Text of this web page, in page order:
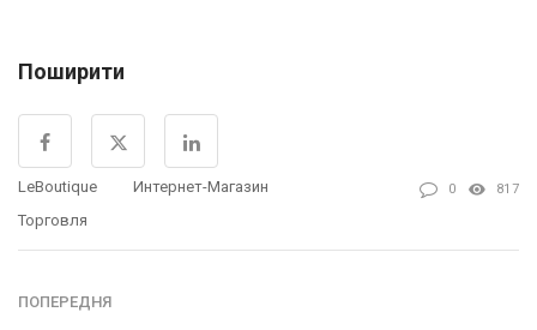
Поширити
LeBoutique
Интернет-Магазин
Торговля
0 817
ПОПЕРЕДНЯ